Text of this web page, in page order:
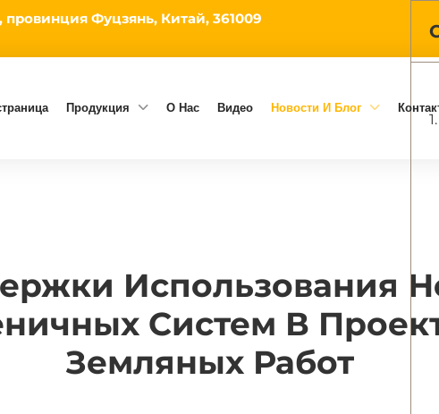
Фуцзянь, Китай, 361009
Продукция О Нас Видео Новости И Блог
Использования
Систем В
Земляных Работ